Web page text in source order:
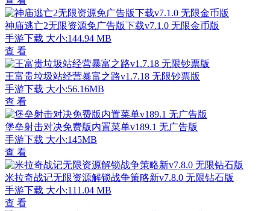
神庙逃亡2无限资源免广告版下载v7.1.0 无限金币版
手游下载 大小:144.94 MB
查 看
王富贵垃圾站经营暴富之路v1.7.18 无限钞票版
手游下载 大小:56.16MB
查 看
堡垒射击对决免费版内置菜单v189.1 无广告版
手游下载 大小:145MB
查 看
米拉奇战记无限资源解锁战争策略新v7.8.0 无限钻石版
手游下载 大小:111.04 MB
查 看